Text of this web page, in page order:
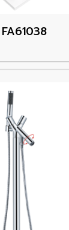
FA61038